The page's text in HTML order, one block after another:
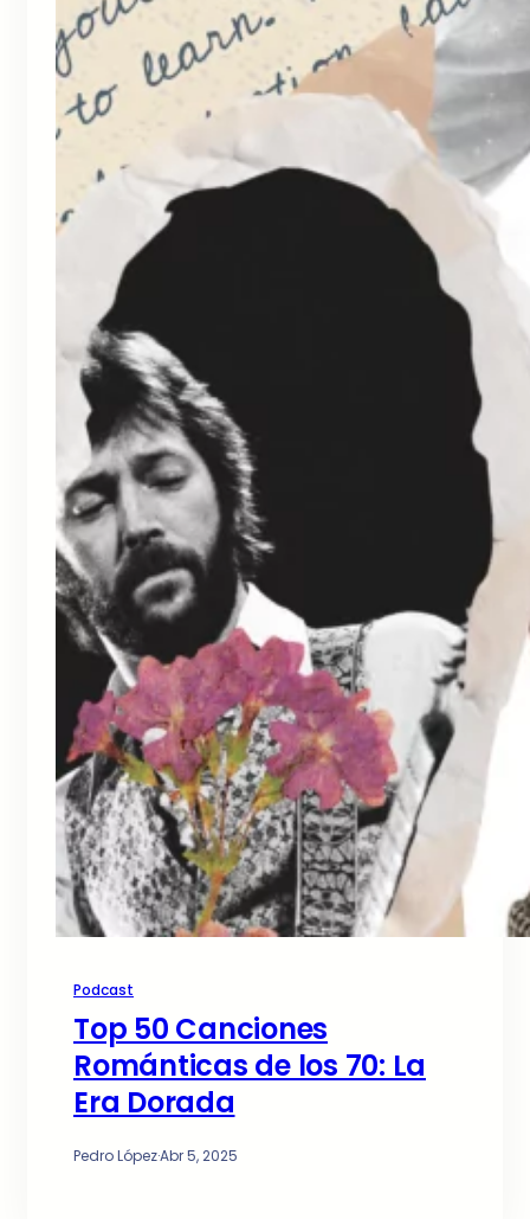
Podcast
Top 50 Canciones
Románticas de los 70: La
Era Dorada
Pedro López·Abr 5, 2025